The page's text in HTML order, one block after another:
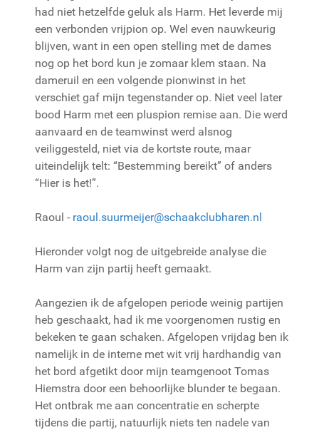
had niet hetzelfde geluk als Harm. Het leverde mij
een verbonden vrijpion op. Wel even nauwkeurig
blijven, want in een open stelling met de dames
nog op het bord kun je zomaar klem staan. Na
dameruil en een volgende pionwinst in het
verschiet gaf mijn tegenstander op. Niet veel later
bood Harm met een pluspion remise aan. Die werd
aanvaard en de teamwinst werd alsnog
veiliggesteld, niet via de kortste route, maar
uiteindelijk telt: “Bestemming bereikt” of anders
“Hier is het!”.
Raoul - raoul.suurmeijer@schaakclubharen.nl
Hieronder volgt nog de uitgebreide analyse die
Harm van zijn partij heeft gemaakt.
Aangezien ik de afgelopen periode weinig partijen
heb geschaakt, had ik me voorgenomen rustig en
bekeken te gaan schaken. Afgelopen vrijdag ben ik
namelijk in de interne met wit vrij hardhandig van
het bord afgetikt door mijn teamgenoot Tomas
Hiemstra door een behoorlijke blunder te begaan.
Het ontbrak me aan concentratie en scherpte
tijdens die partij, natuurlijk niets ten nadele van